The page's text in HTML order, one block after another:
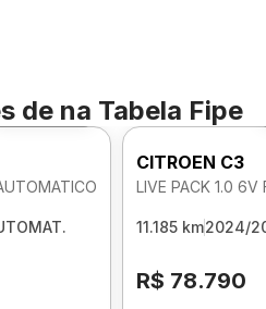
de na Tabela Fipe
Foto 360º
CITROEN C3
LIVE PACK 1.0 6V
11.185 km2024/
R$ 78.790